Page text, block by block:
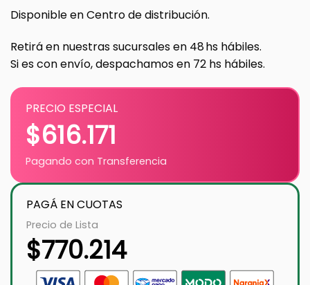
Disponible en Centro de distribución.
Retirá en nuestras sucursales en 48 hs hábiles.
Si es con envío, despachamos en 72 hs hábiles.
PRECIO ESPECIAL
$616.171
Pagando con Transferencia
PAGÁ EN CUOTAS
Precio de Lista
$770.214